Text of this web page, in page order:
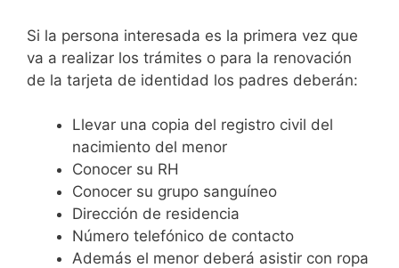
Si la persona interesada es la primera vez que
va a realizar los trámites o para la renovación
de la tarjeta de identidad los padres deberán:
Llevar una copia del registro civil del
nacimiento del menor
Conocer su RH
Conocer su grupo sanguíneo
Dirección de residencia
Número telefónico de contacto
Además el menor deberá asistir con ropa